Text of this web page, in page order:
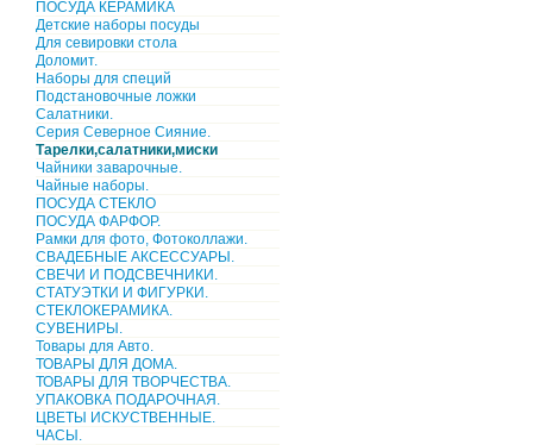
ПОСУДА КЕРАМИКА
Детские наборы посуды
Для севировки стола
Доломит.
Наборы для специй
Подстановочные ложки
Салатники.
Серия Северное Сияние.
Тарелки,салатники,миски
Чайники заварочные.
Чайные наборы.
ПОСУДА СТЕКЛО
ПОСУДА ФАРФОР.
Рамки для фото, Фотоколлажи.
СВАДЕБНЫЕ АКСЕССУАРЫ.
СВЕЧИ И ПОДСВЕЧНИКИ.
СТАТУЭТКИ И ФИГУРКИ.
СТЕКЛОКЕРАМИКА.
СУВЕНИРЫ.
Товары для Авто.
ТОВАРЫ ДЛЯ ДОМА.
ТОВАРЫ ДЛЯ ТВОРЧЕСТВА.
УПАКОВКА ПОДАРОЧНАЯ.
ЦВЕТЫ ИСКУСТВЕННЫЕ.
ЧАСЫ.